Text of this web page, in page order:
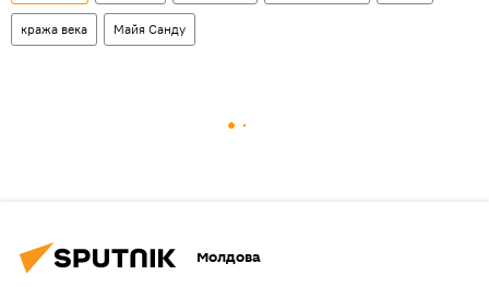
кража века Майя Санду
Молдова